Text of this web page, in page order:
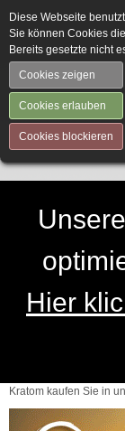
Hier
Diese Webseite
Sie können Cookies
Bereits gesetzte nicht
Cookies zeigen
Cookies erlauben
Cookies blockieren
Kratom kaufen Sie in